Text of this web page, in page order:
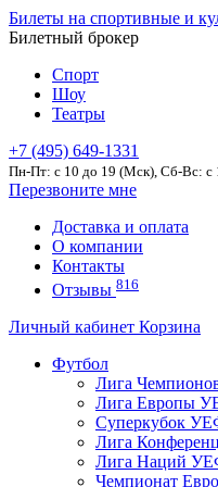
Билеты на спортивные и
Билетный брокер
Спорт
Шоу
Театры
+7 (495) 649-1331
Пн-Пт: c 10 до 19 (Мск), Сб-Вс: с
Перезвоните мне
Доставка и оплата
О компании
Контакты
Отзывы 816
Личный кабинет Корзина
Футбол
Лига
Лига Европы
Суперкубок
Лига
Лига Наций
Чемпионат